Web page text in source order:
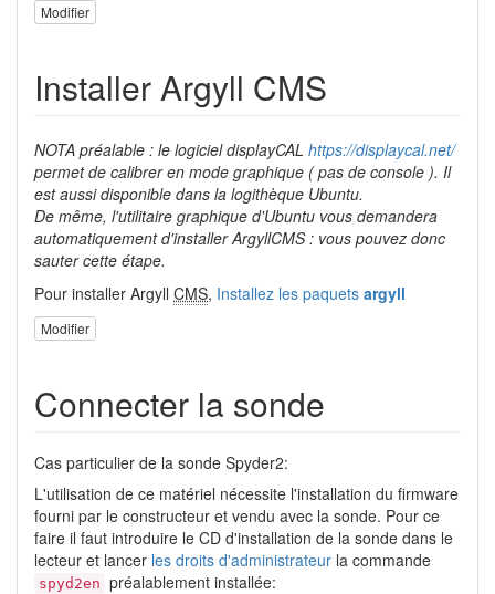
Modifier
Installer Argyll CMS
NOTA préalable : le logiciel displayCAL https://displaycal.net/
permet de calibrer en mode graphique ( pas de console ). Il
est aussi disponible dans la logithèque Ubuntu.
De même, l'utilitaire graphique d'Ubuntu vous demandera
automatiquement d'installer ArgyllCMS : vous pouvez donc
sauter cette étape.
Pour installer Argyll CMS, Installez les paquets argyll
Modifier
Connecter la sonde
Cas particulier de la sonde Spyder2:
L'utilisation de ce matériel nécessite l'installation du firmware
fourni par le constructeur et vendu avec la sonde. Pour ce
faire il faut introduire le CD d'installation de la sonde dans le
lecteur et lancer les droits d'administrateur la commande
spyd2en préalablement installée: